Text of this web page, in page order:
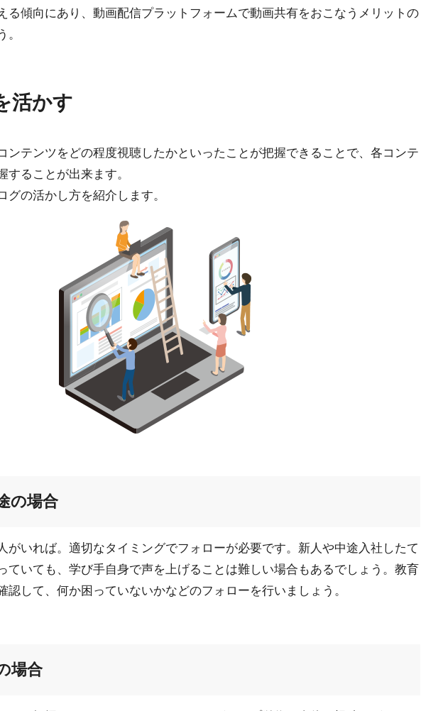
る傾向にあり、動画配信プラットフォームで動画共有をおこなうメリットの
。
活かす
ンテンツをどの程度視聴したかといったことが把握できることで、各コンテ
することが出来ます。
グの活かし方を紹介します。
の場合
がいれば。適切なタイミングでフォローが必要です。新人や中途入社したて
ていても、学び手自身で声を上げることは難しい場合もあるでしょう。教育
認して、何か困っていないかなどのフォローを行いましょう。
場合